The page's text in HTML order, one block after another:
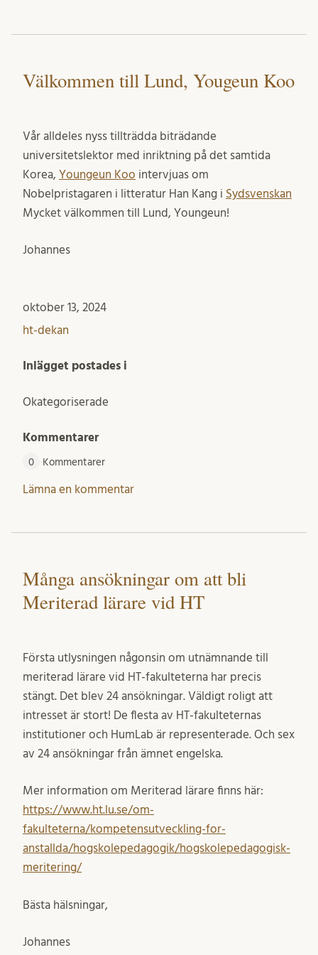
Välkommen till Lund, Yougeun Koo
Vår alldeles nyss tillträdda biträdande
universitetslektor med inriktning på det samtida
Korea, Youngeun Koo intervjuas om
Nobelpristagaren i litteratur Han Kang i Sydsvenskan
Mycket välkommen till Lund, Youngeun!
Johannes
oktober 13, 2024
ht-dekan
Inlägget postades i
Okategoriserade
Kommentarer
0 Kommentarer
Lämna en kommentar
Många ansökningar om att bli
Meriterad lärare vid HT
Första utlysningen någonsin om utnämnande till
meriterad lärare vid HT-fakulteterna har precis
stängt. Det blev 24 ansökningar. Väldigt roligt att
intresset är stort! De flesta av HT-fakulteternas
institutioner och HumLab är representerade. Och sex
av 24 ansökningar från ämnet engelska.
Mer information om Meriterad lärare finns här:
https://www.ht.lu.se/om-
fakulteterna/kompetensutveckling-for-
anstallda/hogskolepedagogik/hogskolepedagogisk-
meritering/
Bästa hälsningar,
Johannes